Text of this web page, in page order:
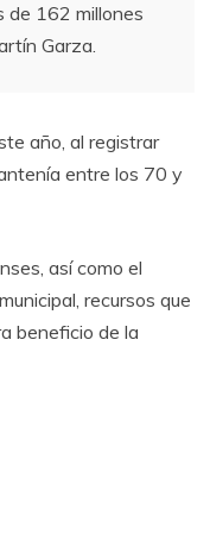
de 162 millones
Garza.
año, al registrar
entre los 70 y
así como el
recursos que
beneficio de la